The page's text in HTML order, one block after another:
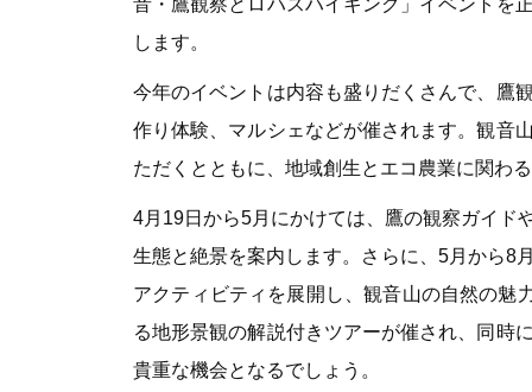
音・鷹観察とロハスハイキング」イベントを
します。
今年のイベントは内容も盛りだくさんで、鷹
作り体験、マルシェなどが催されます。観音
ただくとともに、地域創生とエコ農業に関わ
4月19日から5月にかけては、鷹の観察ガイド
生態と絶景を案内します。さらに、5月から8
アクティビティを展開し、観音山の自然の魅
る地形景観の解説付きツアーが催され、同時
貴重な機会となるでしょう。